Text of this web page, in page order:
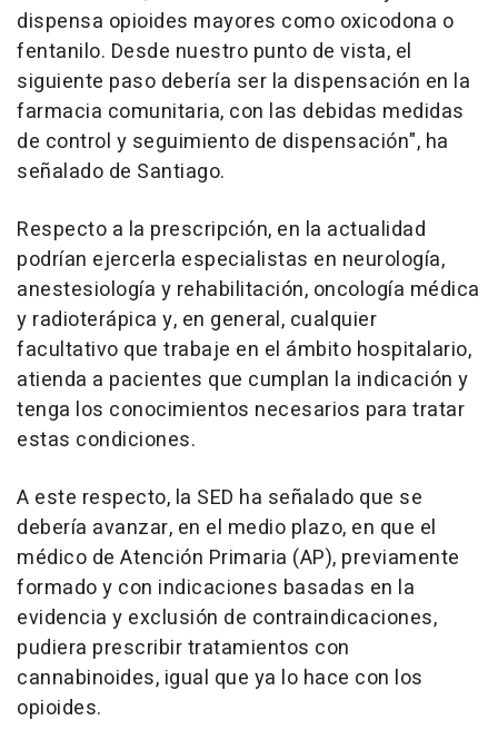
dispensa opioides mayores como oxicodona o
fentanilo. Desde nuestro punto de vista, el
siguiente paso debería ser la dispensación en la
farmacia comunitaria, con las debidas medidas
de control y seguimiento de dispensación", ha
señalado de Santiago.
Respecto a la prescripción, en la actualidad
podrían ejercerla especialistas en neurología,
anestesiología y rehabilitación, oncología médica
y radioterápica y, en general, cualquier
facultativo que trabaje en el ámbito hospitalario,
atienda a pacientes que cumplan la indicación y
tenga los conocimientos necesarios para tratar
estas condiciones.
A este respecto, la SED ha señalado que se
debería avanzar, en el medio plazo, en que el
médico de Atención Primaria (AP), previamente
formado y con indicaciones basadas en la
evidencia y exclusión de contraindicaciones,
pudiera prescribir tratamientos con
cannabinoides, igual que ya lo hace con los
opioides.